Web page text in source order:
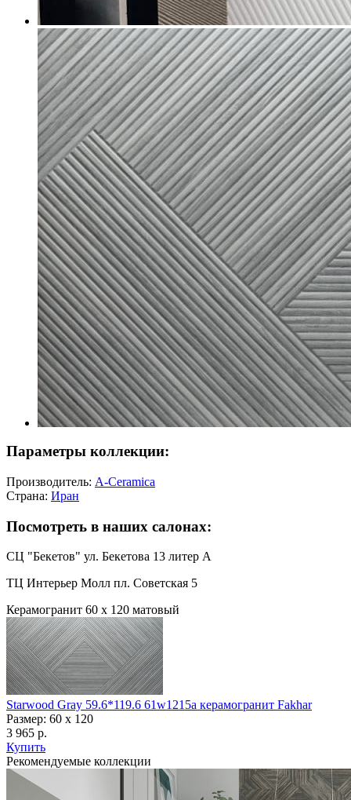
Параметры коллекции:
Производитель: A-Ceramica
Страна: Иран
Посмотреть в наших салонах:
СЦ "Бекетов" ул. Бекетова 13 литер А
ТЦ Интерьер Молл пл. Советская 5
Керамогранит 60 х 120 матовый
Starwood Gray 59.6*119.6 61w1215a керамогранит Fakhar
Размер: 60 x 120
3 965 р.
Купить
Рекомендуемые коллекции